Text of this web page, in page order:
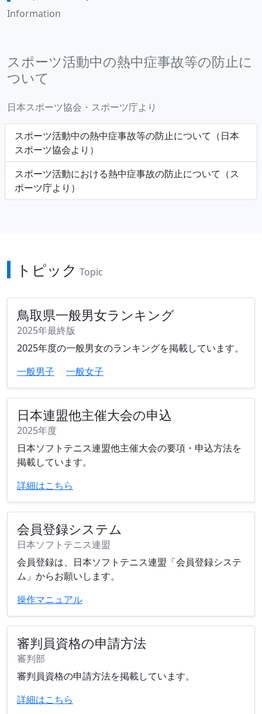
Information
スポーツ活動中の熱中症事故等の防止に
ついて
日本スポーツ協会・スポーツ庁より
スポーツ活動中の熱中症事故等の防止について（日本
スポーツ協会より）
スポーツ活動における熱中症事故の防止について（ス
ポーツ庁より）
トピック Topic
鳥取県一般男女ランキング
2025年最終版
2025年度の一般男女のランキングを掲載しています。
一般男子
一般女子
日本連盟他主催大会の申込
2025年度
日本ソフトテニス連盟他主催大会の要項・申込方法を
掲載しています。
詳細はこちら
会員登録システム
日本ソフトテニス連盟
会員登録は、日本ソフトテニス連盟「会員登録システ
ム」からお願いします。
操作マニュアル
審判員資格の申請方法
審判部
審判員資格の申請方法を掲載しています。
詳細はこちら